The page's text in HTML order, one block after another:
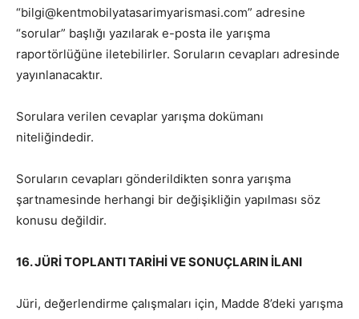
“bilgi@kentmobilyatasarimyarismasi.com” adresine
“sorular” başlığı yazılarak e-posta ile yarışma
raportörlüğüne iletebilirler. Soruların cevapları adresinde
yayınlanacaktır.
Sorulara verilen cevaplar yarışma dokümanı
niteliğindedir.
Soruların cevapları gönderildikten sonra yarışma
şartnamesinde herhangi bir değişikliğin yapılması söz
konusu değildir.
16.JÜRİ TOPLANTI TARİHİ VE SONUÇLARIN İLANI
Jüri, değerlendirme çalışmaları için, Madde 8’deki yarışma